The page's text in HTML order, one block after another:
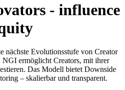
- influence
nächste Evolutionsstufe von Creator
ermöglicht Creators, mit ihrer
Das Modell bietet Downside
– skalierbar und transparent.